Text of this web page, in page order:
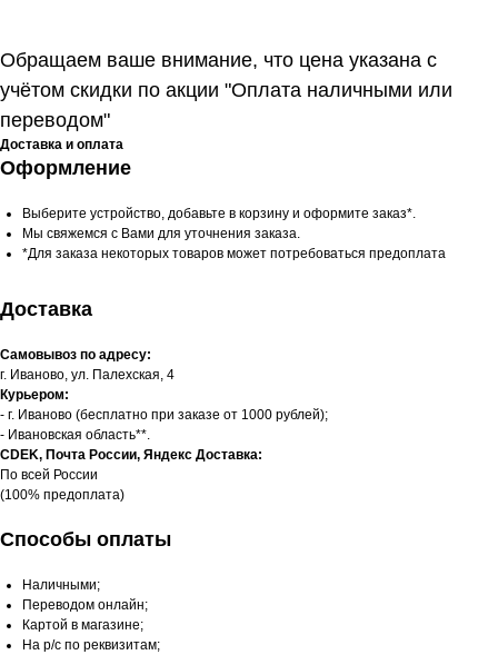
Обращаем ваше внимание, что цена указана с
учётом скидки по акции "Оплата наличными или
переводом"
Доставка и оплата
Оформление
Выберите устройство, добавьте в корзину и оформите заказ*.
Мы свяжемся с Вами для уточнения заказа.
*Для заказа некоторых товаров может потребоваться предоплата
Доставка
Самовывоз по адресу:
г. Иваново, ул. Палехская, 4
Курьером:
- г. Иваново (бесплатно при заказе от 1000 рублей);
- Ивановская область**.
CDEK, Почта России, Яндекс Доставка:
По всей России
(100% предоплата)
Способы оплаты
Наличными;
Переводом онлайн;
Картой в магазине;
На р/с по реквизитам;